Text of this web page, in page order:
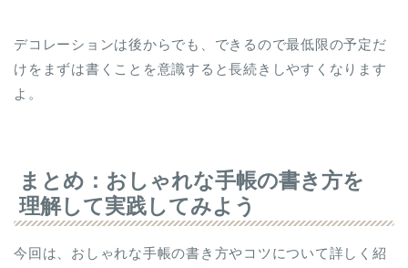
デコレーションは後からでも、できるので最低限の予定だ
けをまずは書くことを意識すると長続きしやすくなります
よ。
まとめ：おしゃれな手帳の書き方を
理解して実践してみよう
今回は、おしゃれな手帳の書き方やコツについて詳しく紹